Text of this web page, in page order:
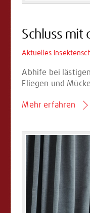
Schluss mit
Aktuelles
Abhife bei
Fliegen und
Mehr erfahren